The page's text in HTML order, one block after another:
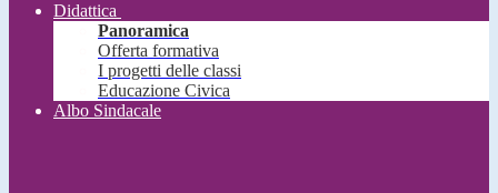
Didattica
Panoramica
Offerta formativa
I progetti delle classi
Educazione Civica
Albo Sindacale